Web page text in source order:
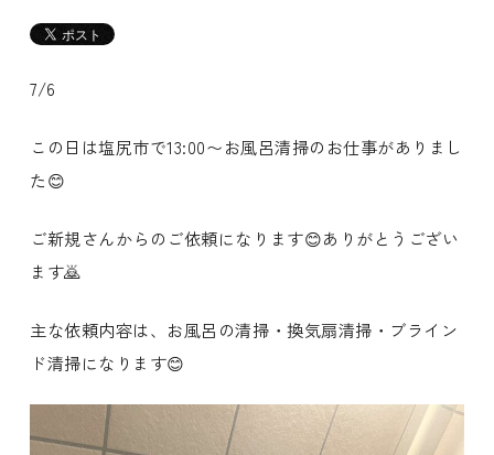
7/6
この日は塩尻市で13:00〜お風呂清掃のお仕事がありまし
た😊
ご新規さんからのご依頼になります😊ありがとうござい
ます🙇
主な依頼内容は、お風呂の清掃・換気扇清掃・ブライン
ド清掃になります😊